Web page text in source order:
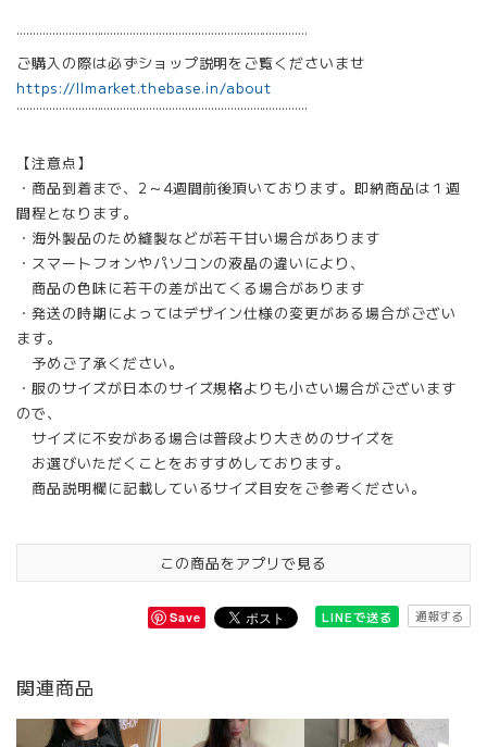
¨¨¨¨¨¨¨¨¨¨¨¨¨¨¨¨¨¨¨¨¨¨¨¨¨¨¨¨¨¨¨¨¨¨¨¨¨¨¨¨¨¨¨¨¨
ご購入の際は必ずショップ説明をご覧くださいませ
https://llmarket.thebase.in/about
¨¨¨¨¨¨¨¨¨¨¨¨¨¨¨¨¨¨¨¨¨¨¨¨¨¨¨¨¨¨¨¨¨¨¨¨¨¨¨¨¨¨¨¨¨
【注意点】
・商品到着まで、2～4週間前後頂いております。即納商品は１週
間程となります。
・海外製品のため縫製などが若干甘い場合があります
・スマートフォンやパソコンの液晶の違いにより、
商品の色味に若干の差が出てくる場合があります
・発送の時期によってはデザイン仕様の変更がある場合がござい
ます。
予めご了承ください。
・服のサイズが日本のサイズ規格よりも小さい場合がございます
ので、
サイズに不安がある場合は普段より大きめのサイズを
お選びいただくことをおすすめしております。
商品説明欄に記載しているサイズ目安をご参考ください。
この商品をアプリで見る
Save LINEで送る 通報する
関連商品